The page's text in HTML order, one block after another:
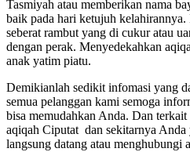
Tasmiyah atau memberikan nama
baik pada hari ketujuh kelahirannya.
seberat rambut yang di cukur atau
dengan perak. Menyedekahkan
anak yatim piatu.
Demikianlah sedikit infomasi yang
semua pelanggan kami semoga
bisa memudahkan Anda. Dan
aqiqah Ciputat dan sekitarnya Anda
langsung datang atau menghubungi